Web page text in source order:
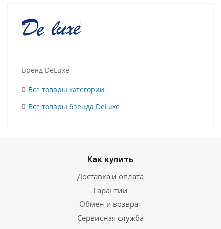
Бренд DeLuxe
Все товары категории
Все товары бренда DeLuxe
Как купить
Доставка и оплата
Гарантии
Обмен и возврат
Сервисная служба